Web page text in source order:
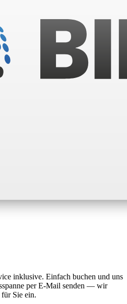
inklusive. Einfach buchen und uns
per E-Mail senden — wir
Sie ein.